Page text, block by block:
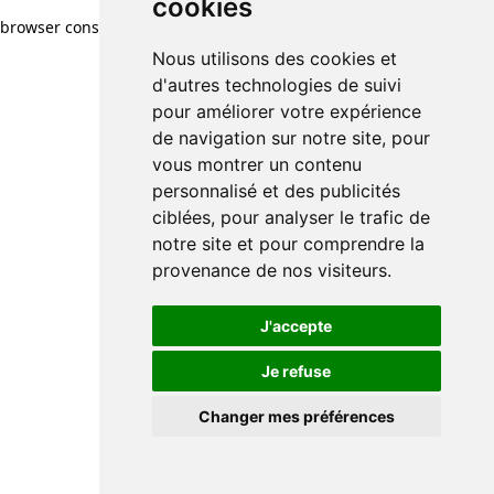
cookies
Nous utilisons des cookies et
d'autres technologies de suivi
pour améliorer votre expérience
de navigation sur notre site, pour
vous montrer un contenu
personnalisé et des publicités
ciblées, pour analyser le trafic de
notre site et pour comprendre la
provenance de nos visiteurs.
J'accepte
Je refuse
Changer mes préférences
browser console for more information)